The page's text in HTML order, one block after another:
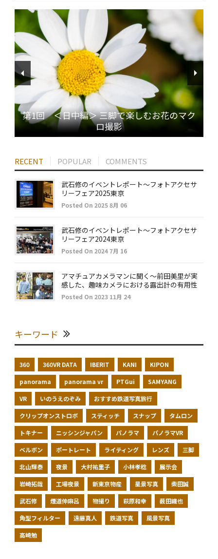
第1回 ＜日中編＞ 三脚で楽しむお花のマク
ロ撮影
RECENT POPULAR COMMENTS
武石修のイベントレポート～フォトアクセサ
リーフェア2025東京
Posted On 2025 8月 06
武石修のイベントレポート～フォトアクセサ
リーフェア2024東京
Posted On 2024 7月 16
アマチュアカメラマンに聞く～前田美里が実
感した、趣味カメラにおける露出計の有用性
Posted On 2023 11月 24
キーワード
360 360VR DATA IBERIT KANI KIPON
panorama panorama vr PTGui SAMYANG
VR いのうえのぞみ おすすめ鉄道写真旅行
クリップオンストロボ スティッチ スナップ タムロン
トキナー ニッシンジャパン パノラマ パノラマVR
ベルボン ポートレート ライティング レンズ 三脚
北山輝泰 夜景 大村祐里子 小林孝稔 展示会
岩崎拓哉 工場夜景 新東京物産 星景写真 柴田誠
武石修 煙道伸麻呂 物撮り 萩原和幸 薮田織也
角型フィルター 遠藤真人 鉄道写真 風景写真
高崎勉